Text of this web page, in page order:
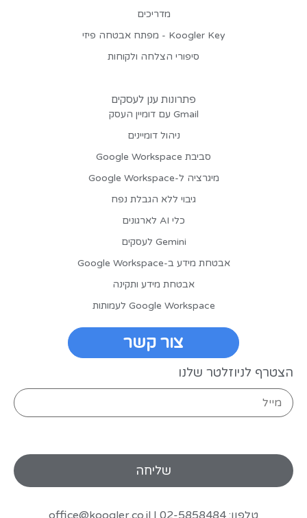
צור קשר
הצטרף לניוזלטר שלנו
טלפון: 02-5858484 | office@koogler.co.il
פתרונות ענן לעסקים
Gmail עם דומיין העסק
ניהול דומיינים
סביבת Google Workspace
מיגרציה ל-Google Workspace
גיבוי ללא הגבלת נפח
כלי AI לארגונים
Gemini לעסקים
אבטחת מידע ב-Google Workspace
אבטחת מידע ותקינה
Google Workspace לעמותות
מדריכים
Koogler Key - מפתח אבטחה פיזי
סיפורי הצלחה ולקוחות